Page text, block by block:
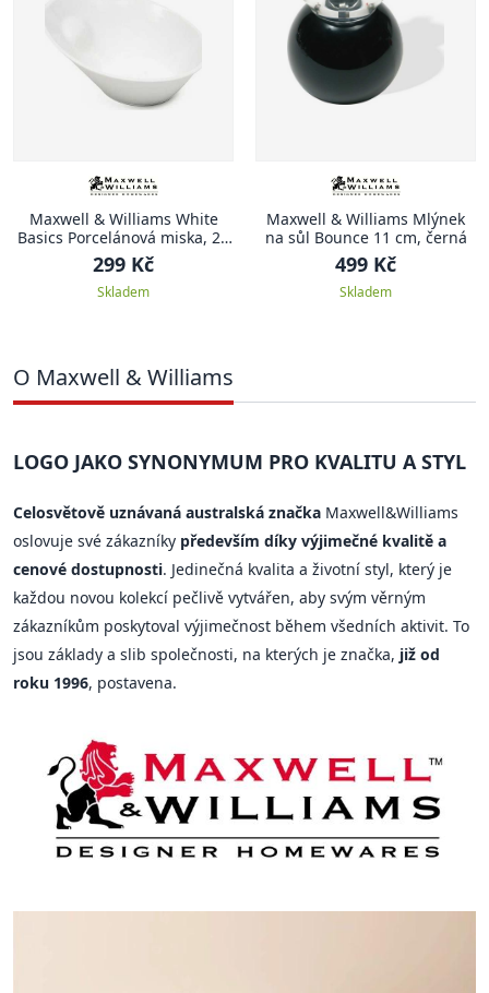
Maxwell & Williams White
Basics Porcelánová miska, 20
cm
299 Kč
Skladem
Maxwell & Williams Mlýnek
na sůl Bounce 11 cm, černá
499 Kč
Skladem
O Maxwell & Williams
LOGO JAKO SYNONYMUM PRO KVALITU A STYL
Celosvětově uznávaná australská značka Maxwell&Williams
oslovuje své zákazníky především díky výjimečné kvalitě a
cenové dostupnosti. Jedinečná kvalita a životní styl, který je
každou novou kolekcí pečlivě vytvářen, aby svým věrným
zákazníkům poskytoval výjimečnost během všedních aktivit. To
jsou základy a slib společnosti, na kterých je značka, již od
roku 1996, postavena.